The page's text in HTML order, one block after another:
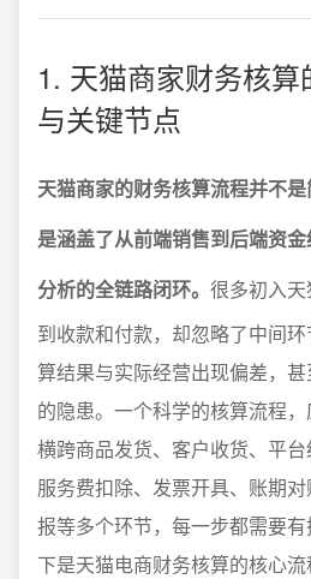
1. 天猫商家财务核
与关键节点
天猫商家的财务核算流程并不
是涵盖了从前端销售到后端资
分析的全链路闭环。 很多初入
到收款和付款，却忽略了中间
算结果与实际经营出现偏差，
的隐患。一个科学的核算流程，
横跨商品发货、客户收货、平
服务费扣除、发票开具、账期
报等多个环节，每一步都需要
下是天猫电商财务核算的核心流